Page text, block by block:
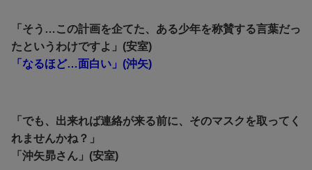
「そう…この計画を企てた、ある少年を称賛する言葉だっ
たというわけですよ」(安室)
「なるほど…面白い」(沖矢)
「でも、出来れば連絡が来る前に、そのマスクを取ってく
れませんかね？」
「沖矢昴さん」(安室)